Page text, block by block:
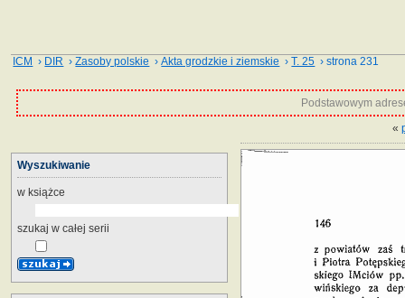
ICM › DIR ›Zasoby polskie ›Akta grodzkie i ziemskie ›T. 25 › strona 231
Podstawowym
«
Wyszukiwanie
w książce
szukaj w całej serii